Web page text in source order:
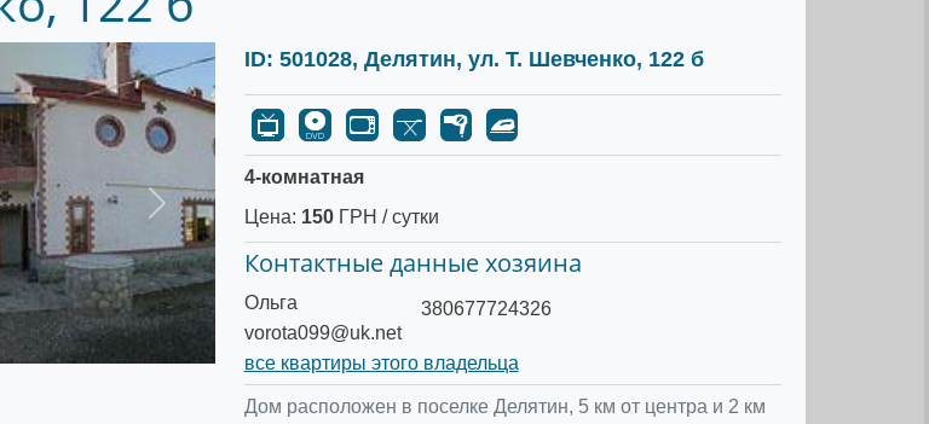
Следующее
ID: 501028, Делятин, ул. Т. Шевченко, 122 б
4-комнатная
Цена: 150ГРН / сутки
Контактные данные хозяина
Ольга
vorota099@uk.net
380677724326
все квартиры этого владельца
Дом расположен в поселке Делятин, 5 км от центра и 2 км